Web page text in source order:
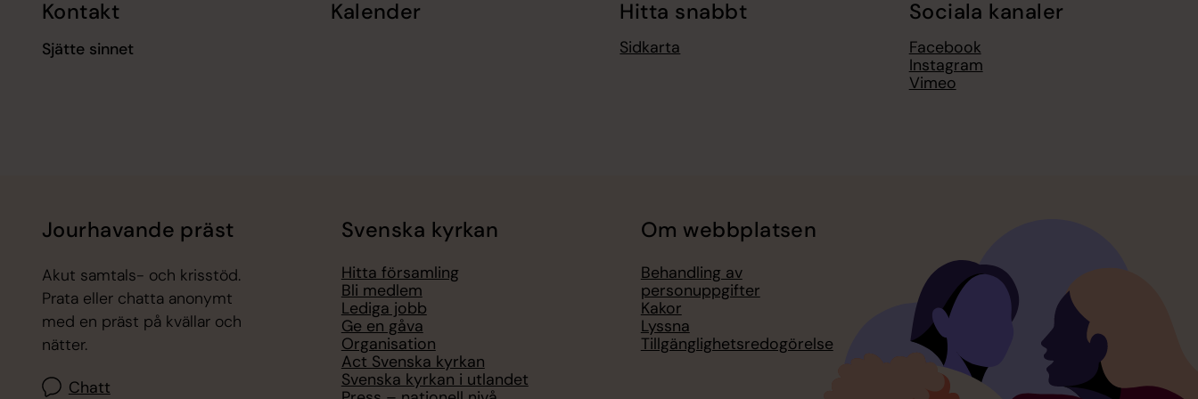
Kontakt
Sjätte sinnet
Kalender Hitta snabbt
Sidkarta
Sociala kanaler
Facebook
Instagram
Vimeo
Jourhavande präst
Akut samtals- och krisstöd.
Prata eller chatta anonymt
med en präst på kvällar och
nätter.
Chatt
Svenska kyrkan
Hitta församling
Bli medlem
Lediga jobb
Ge en gåva
Organisation
Act Svenska kyrkan
Svenska kyrkan i utlandet
Om webbplatsen
Behandling av
personuppgifter
Kakor
Lyssna
Tillgänglighetsredogörelse